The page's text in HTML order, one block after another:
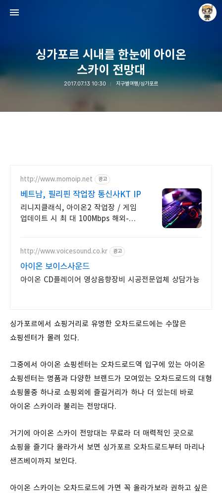
싱가포르 시내를 한눈에 아이온
스카이 전망대
2017.07.13 10:30 지구별여행/싱가포르
http://www.momoip.net 광고
베트남, 필리핀 작업장 통신사KT IP
리니지클래식, 아이온2 작업장 / 게임
업데이트 시 최 대 100Mbps 해외-
http://www.voicesound.co.kr 광고
아이온 보이스사운드
아이온 CD플레이어 영상음향장비 시공전문업체 상담가능
싱가포르에서 쇼핑거리로 유명한 오차드로드에는 수많은
쇼핑센터가 몰려 있다.
그중에서 아이온 쇼핑센터는 오차드로드역 입구에 있는 아이온
쇼핑센터는 명품과 다양한 브랜드가 모여있는 오차드로드의 대형
쇼핑몰중 하나로 쇼핑외에 즐길거리가 하나 더 있는데 바로
아이온 스카이라 불리는 전망대다.
거기에 아이온 스카이 전망대는 무료라 더 매력적인 곳으로
쇼핑을 즐기다 올라가서 보면 싱가포르 오차드로드부터 마리나
샌즈베이까지 보인다.
아이온 스카이는 오차드로드에 가면 꼭 올라가보라 권하고 싶은
Raycat : Photo and Story